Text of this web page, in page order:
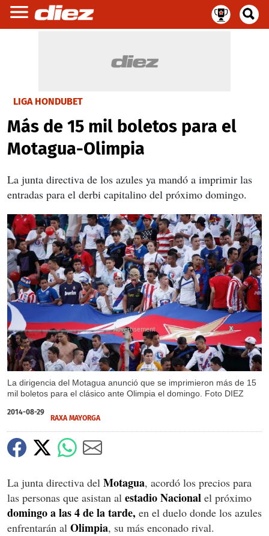
LIGA HONDUBET
Más de 15 mil boletos para el
Motagua-Olimpia
La junta directiva de los azules ya mandó a imprimir las
entradas para el derbi capitalino del próximo domingo.
La dirigencia del Motagua anunció que se imprimieron más de 15
mil boletos para el clásico ante Olimpia el domingo. Foto DIEZ
X
2014-08-29
RAXA MAYORGA
La junta directiva del Motagua, acordó los precios para
las personas que asistan al estadio Nacional el próximo
domingo a las 4 de la tarde, en el duelo donde los azules
enfrentarán al Olimpia, su más enconado rival.